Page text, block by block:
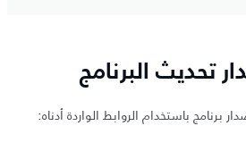
تحديث البرنامج
باستخدام الروابط الواردة أدناه: